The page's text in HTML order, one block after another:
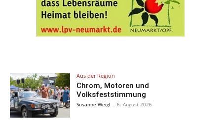
Aus der Region
Chrom, Motoren und
Volksfeststimmung
Susanne Weigl - 6. August 2026